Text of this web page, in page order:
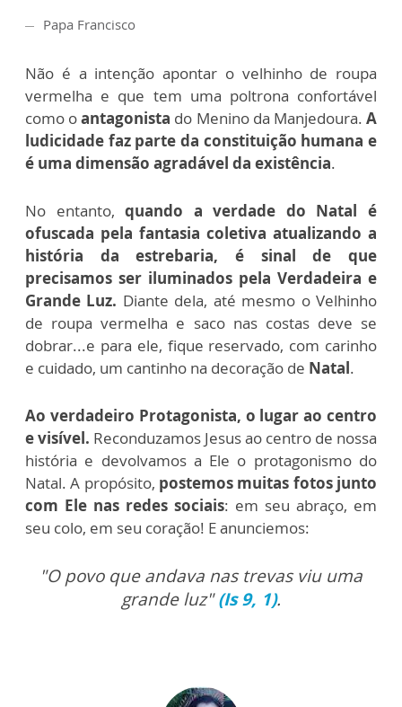
Papa Francisco
Não é a intenção apontar o velhinho de roupa
vermelha e que tem uma poltrona confortável
como oantagonista do Menino da Manjedoura.A
ludicidade faz parte da constituição humana e
é uma dimensão agradável da existência.
No entanto,quando a verdade do Natal é
ofuscada pela fantasia coletiva atualizando a
história da estrebaria, é sinal de que
precisamos ser iluminados pela Verdadeira e
Grande Luz. Diante dela, até mesmo o Velhinho
de roupa vermelha e saco nas costas deve se
dobrar...e para ele, fique reservado, com carinho
e cuidado, um cantinho na decoração de Natal.
Ao verdadeiro Protagonista, o lugar ao centro
e visível. Reconduzamos Jesus ao centro de nossa
história e devolvamos a Ele o protagonismo do
Natal. A propósito, postemos muitas fotos junto
com Ele nas redes sociais: em seu abraço, em
seu colo, em seu coração! E anunciemos:
"O povo que andava nas trevas viu uma
grande luz"(Is 9, 1).